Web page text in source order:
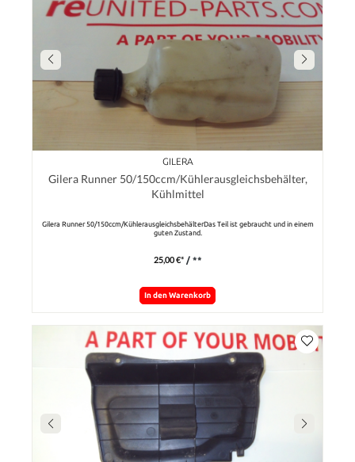
GILERA
Gilera Runner 50/150ccm/Kühlerausgleichsbehälter,
Kühlmittel
Gilera Runner 50/150ccm/KühlerausgleichsbehälterDas Teil ist gebraucht und in einem
guten Zustand.
25,00 €* / **
In den Warenkorb